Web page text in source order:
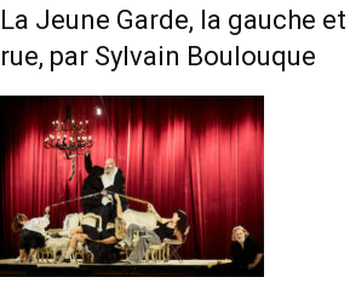
La Jeune Garde, la gauche
rue, par Sylvain Boulouque